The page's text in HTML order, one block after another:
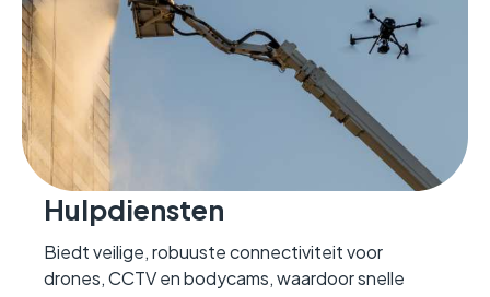
Hulpdiensten
Biedt veilige, robuuste connectiviteit voor
drones, CCTV en bodycams, waardoor snelle